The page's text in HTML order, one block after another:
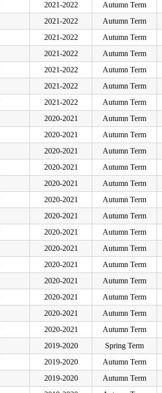
2021-2022 Autumn Term
2021-2022 Autumn Term
2021-2022 Autumn Term
2021-2022 Autumn Term
2021-2022 Autumn Term
2021-2022 Autumn Term
2021-2022 Autumn Term
2020-2021 Autumn Term
2020-2021 Autumn Term
2020-2021 Autumn Term
2020-2021 Autumn Term
2020-2021 Autumn Term
2020-2021 Autumn Term
2020-2021 Autumn Term
2020-2021 Autumn Term
2020-2021 Autumn Term
2020-2021 Autumn Term
2020-2021 Autumn Term
2020-2021 Autumn Term
2020-2021 Autumn Term
2020-2021 Autumn Term
2019-2020 Spring Term
2019-2020 Autumn Term
2019-2020 Autumn Term